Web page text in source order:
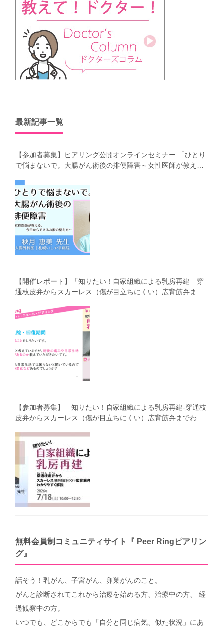
最新記事一覧
【参加者募集】ピアリング公開オンラインセミナー 「ひとり
で悩まないで。大腸がん術後の排便障害～女性医師が教え
【開催レポート】「知りたい！自家組織による乳房再建―穿
通枝皮弁からスカーレス（傷が目立ちにくい）広背筋弁まで
【参加者募集】 知りたい！自家組織による乳房再建-穿通枝
皮弁からスカーレス（傷が目立ちにくい）広背筋弁までわか
無料会員制コミュニティサイト『 Peer Ringピアリン
グ』
話そう！乳がん、子宮がん、卵巣がんのこと。
がんと診断されてこれから治療を始める方、治療中の方、 経
過観察中の方。
いつでも、どこからでも「自分と同じ病気、似た状況」にあ